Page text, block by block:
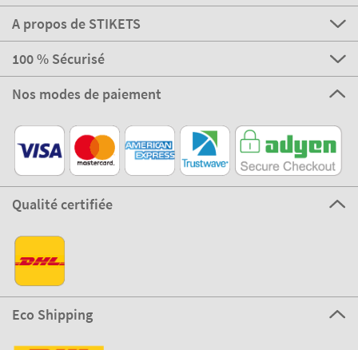
A propos de STIKETS
100 % Sécurisé
Nos modes de paiement
Qualité certifiée
Eco Shipping